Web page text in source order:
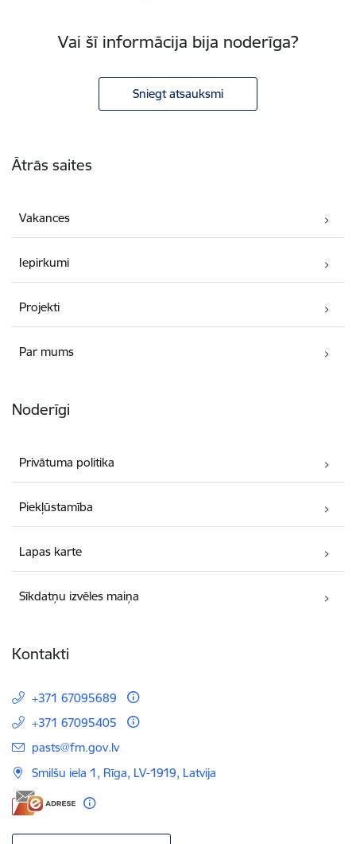
Vai šī informācija bija noderīga?
Sniegt atsauksmi
Ātrās saites
Vakances
Iepirkumi
Projekti
Par mums
Noderīgi
Privātuma politika
Piekļūstamība
Lapas karte
Sīkdatņu izvēles maiņa
Kontakti
+371 67095689
+371 67095405
E-pasts:
pasts@fm.gov.lv
Smilšu iela 1, Rīga, LV-1919, Latvija